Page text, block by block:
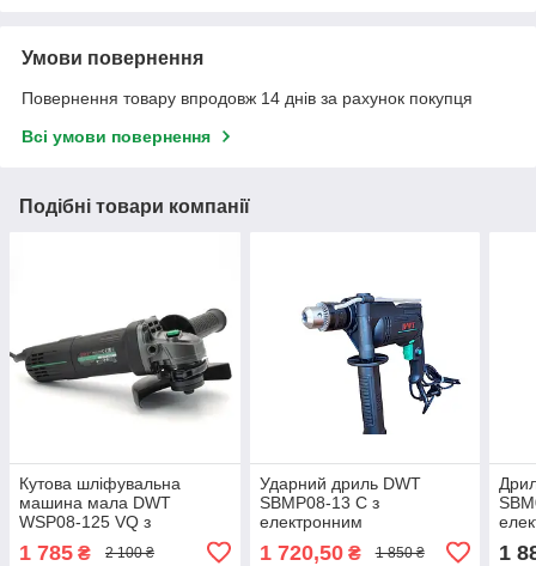
Умови повернення
Повернення товару впродовж 14 днів за рахунок покупця
Всі умови повернення
Подібні товари компанії
Кутова шліфувальна
машина мала DWT
WSP08-125 VQ з
регулюванням швидкості
1 785 ₴ 2 100 ₴
Ударний дриль DWT
SBMP08-13 C з
електронним
регулюванням швидкості
1 720,50₴ 1 850 ₴ 1